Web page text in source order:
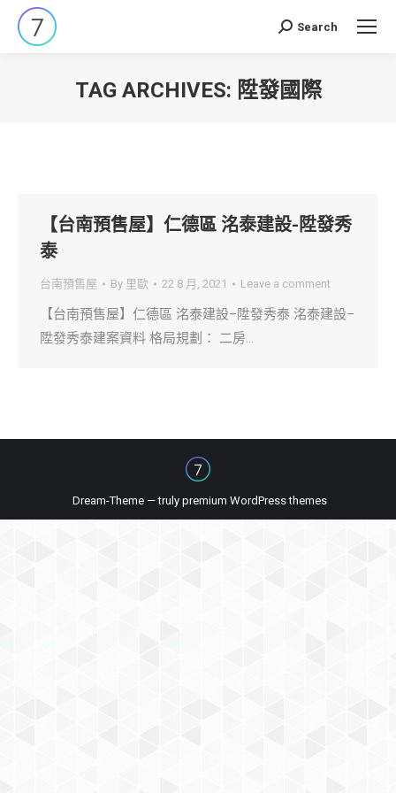
Search:
Search
TAG ARCHIVES: 陞發國際
【台南預售屋】仁德區 洺泰建設-陞發秀
泰
台南預售屋 By 里歐 22 8 月, 2021 Leave a comment
【台南預售屋】仁德區 洺泰建設–陞發秀泰 洺泰建設–
陞發秀泰建案資料 格局規劃： 二房…
Dream-Theme — truly premium WordPress themes